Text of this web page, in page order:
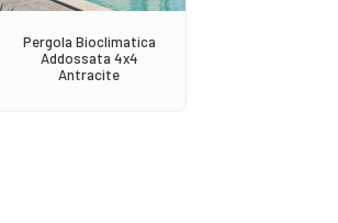
Pergola Bioclimatica
Addossata 4x4
Antracite